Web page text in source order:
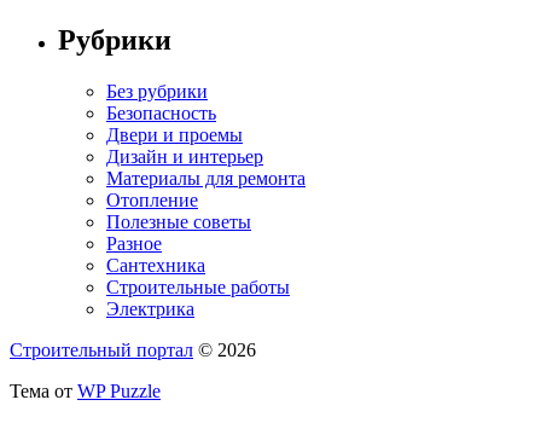
Рубрики
Без рубрики
Безопасность
Двери и проемы
Дизайн и интерьер
Материалы для ремонта
Отопление
Полезные советы
Разное
Сантехника
Строительные работы
Электрика
Строительный портал © 2026
Тема от WP Puzzle